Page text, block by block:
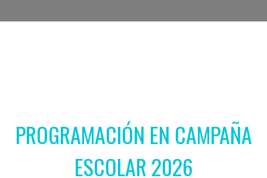
PROGRAMACIÓN EN CAMPAÑA
ESCOLAR 2026